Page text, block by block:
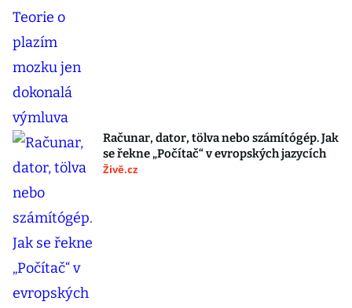
Računar, dator, tölva nebo számítógép. Jak
se řekne „Počítač“ v evropských jazycích
Živě.cz